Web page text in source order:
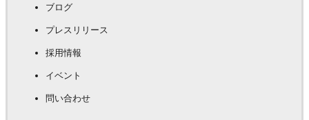
ブログ
プレスリリース
採用情報
イベント
問い合わせ